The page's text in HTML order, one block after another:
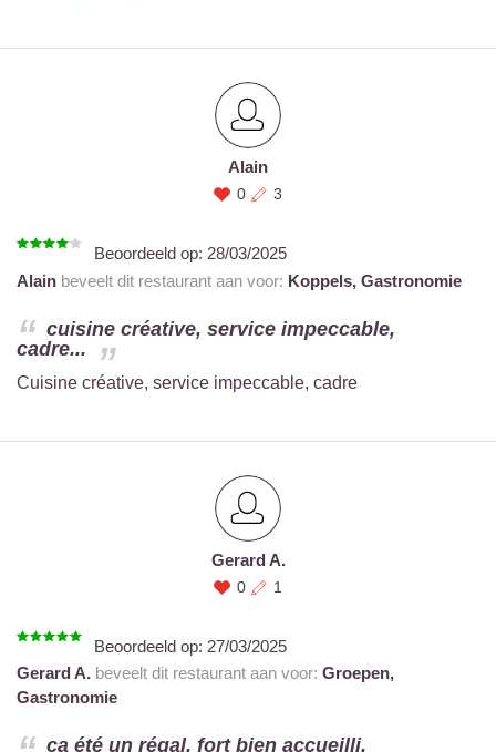
Alain
0 3
Beoordeeld op: 28/03/2025
Alain beveelt dit restaurant aan voor: Koppels, Gastronomie
cuisine créative, service impeccable,
cadre...
Cuisine créative, service impeccable, cadre
Gerard A.
0 1
Beoordeeld op: 27/03/2025
Gerard A. beveelt dit restaurant aan voor: Groepen,
Gastronomie
ça été un régal. fort bien accueilli,